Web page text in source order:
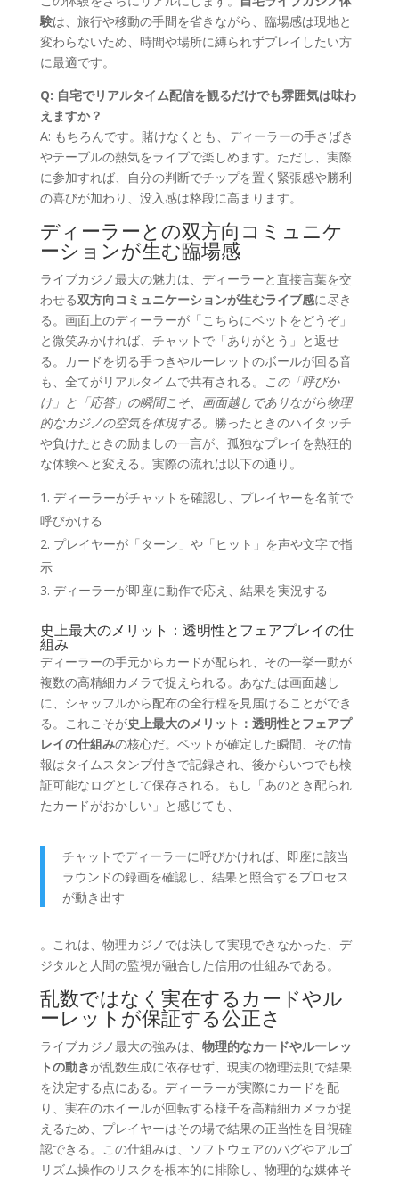
験は、旅行や移動の手間を省きながら、臨場感は現地と
変わらないため、時間や場所に縛られずプレイしたい方
に最適です。
Q: 自宅でリアルタイム配信を観るだけでも雰囲気は味わ
えますか？
A: もちろんです。賭けなくとも、ディーラーの手さばき
やテーブルの熱気をライブで楽しめます。ただし、実際
に参加すれば、自分の判断でチップを置く緊張感や勝利
の喜びが加わり、没入感は格段に高まります。
ディーラーとの双方向コミュニケ
ーションが生む臨場感
ライブカジノ最大の魅力は、ディーラーと直接言葉を交
わせる双方向コミュニケーションが生むライブ感に尽き
る。画面上のディーラーが「こちらにベットをどうぞ」
と微笑みかければ、チャットで「ありがとう」と返せ
る。カードを切る手つきやルーレットのボールが回る音
も、全てがリアルタイムで共有される。
この「呼びか
け」と「応答」の瞬間こそ、画面越しでありながら物理
的なカジノの空気を体現する。 勝ったときのハイタッチ
や負けたときの励ましの一言が、孤独なプレイを熱狂的
な体験へと変える。実際の流れは以下の通り。
ディーラーがチャットを確認し、プレイヤーを名前で
呼びかける
プレイヤーが「ターン」や「ヒット」を声や文字で指
示
ディーラーが即座に動作で応え、結果を実況する
史上最大のメリット：透明性とフェアプレイの仕
組み
ディーラーの手元からカードが配られ、その一挙一動が
複数の高精細カメラで捉えられる。あなたは画面越し
に、シャッフルから配布の全行程を見届けることができ
る。これこそが史上最大のメリット：透明性とフェアプ
レイの仕組みの核心だ。ベットが確定した瞬間、その情
報はタイムスタンプ付きで記録され、後からいつでも検
証可能なログとして保存される。もし「あのとき配られ
たカードがおかしい」と感じても、
チャットでディーラーに呼びかければ、即座に該当
ラウンドの録画を確認し、結果と照合するプロセス
が動き出す
。これは、物理カジノでは決して実現できなかった、デ
ジタルと人間の監視が融合した信用の仕組みである。
乱数ではなく実在するカードやル
ーレットが保証する公正さ
ライブカジノ最大の強みは、 物理的なカードやルーレッ
トの動きが乱数生成に依存せず、現実の物理法則で結果
を決定する点にある。ディーラーが実際にカードを配
り、実在のホイールが回転する様子を高精細カメラが捉
えるため、プレイヤーはその場で結果の正当性を目視確
認できる。この仕組みは、ソフトウェアのバグやアルゴ
リズム操作のリスクを根本的に排除し、物理的な媒体そ